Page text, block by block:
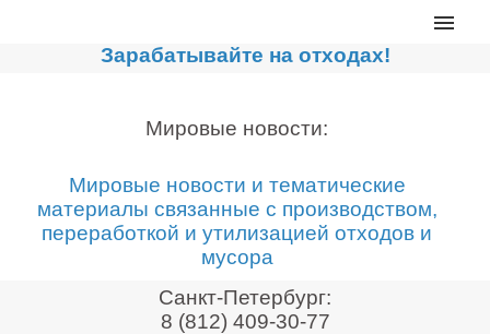
Главная
Сортировочные линии
Дробильное оборудование
Компакторы, контейнеры
Реализованные проекты
Видео
Зарабатывайте на отходах!
Мировые новости:
Мировые новости и тематические
материалы связанные с производством,
переработкой и утилизацией отходов и
мусора
Санкт-Петербург:
8 (812) 409-30-77